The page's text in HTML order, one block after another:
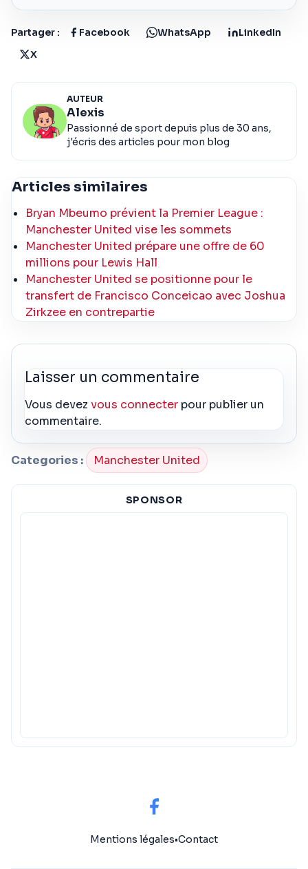
Partager : Facebook WhatsApp
LinkedIn
X
AUTEUR
Alexis
Passionné de sport depuis plus de 30 ans,
j'écris des articles pour mon blog
Articles similaires
Bryan Mbeumo prévient la Premier League :
Manchester United vise les sommets
Manchester United prépare une offre de 60
millions pour Lewis Hall
Manchester United se positionne pour le
transfert de Francisco Conceicao avec Joshua
Zirkzee en contrepartie
Laisser un commentaire
Vous devezvous connecter pour publier un
commentaire.
Categories : Manchester United
SPONSOR
Mentions légales•Contact